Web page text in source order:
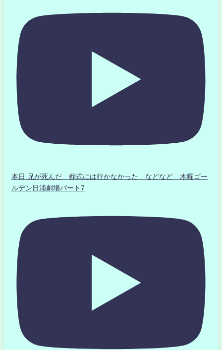
本日 兄が死んだ 葬式には行かなかった などなど 木曜ゴー
ルデン日浦劇場パート7